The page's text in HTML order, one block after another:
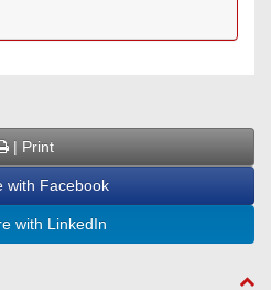
| Print
with Facebook
with LinkedIn
to